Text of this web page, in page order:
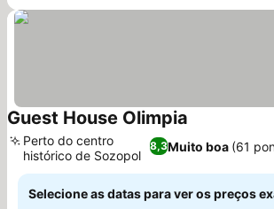
Guest House Olimpia
8,3Muito boa (61
Perto do centro
histórico de Sozopol
Selecione as datas para ver os preços